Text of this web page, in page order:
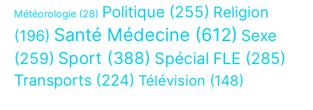
Météorologie (28) Politique (255) Religion
(196) Santé Médecine (612) Sexe
(259) Sport (388) Spécial FLE (285)
Transports (224) Télévision (148)